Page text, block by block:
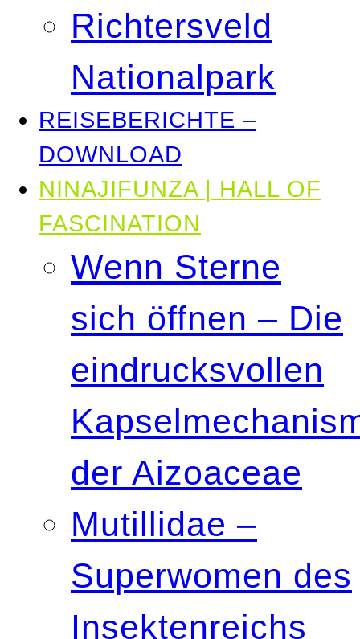
Richtersveld
Nationalpark
REISEBERICHTE –
DOWNLOAD
NINAJIFUNZA | HALL OF
FASCINATION
Wenn Sterne
sich öffnen – Die
eindrucksvollen
der Aizoaceae
Mutillidae –
Superwomen des
Insektenreichs